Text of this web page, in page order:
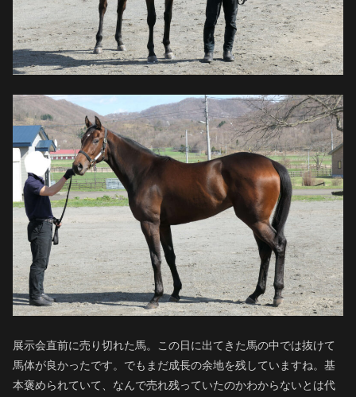
展示会直前に売り切れた馬。この日に出てきた馬の中では抜けて
馬体が良かったです。でもまだ成長の余地を残していますね。基
本褒められていて、なんで売れ残っていたのかわからないとは代